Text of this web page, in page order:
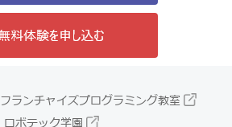
フランチャイズプログラミング教室